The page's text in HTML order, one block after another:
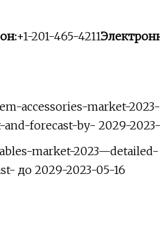
+1-201-465-4211
accessories-market-2023-
forecast-by- 2029-2023-
market-2023—detailed-
до 2029-2023-05-16